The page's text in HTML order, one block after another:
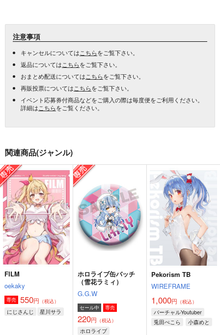
注意事項
キャンセルについては こちらをご覧下さい。
返品については こちらをご覧下さい。
おまとめ配送については こちらをご覧下さい。
再販投票については こちらをご覧下さい。
イベント応募券付商品などをご購入の際は毎度便をご利用ください。
詳細は こちらをご覧ください。
関連商品(ジャンル)
FILM
oekaky
専売 550円 （税込）
にじさんじ 星川サラ
ホロライブ缶バッチ
（雪花ラミィ）
G.G.W
セール中 専売
220円 （税込）
ホロライブ
Pekorism TB
WIREFRAME
1,000円 （税込）
バーチャルYoutuber
兎田ぺこら
小森めと